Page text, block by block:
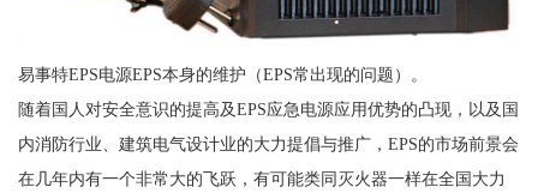
易事特EPS电源EPS本身的维护（EPS常出现的问题）。
随着国人对安全意识的提高及EPS应急电源应用优势的凸现，以及国
内消防行业、建筑电气设计业的大力提倡与推广，EPS的市场前景会
在几年内有一个非常大的飞跃，有可能类同灭火器一样在全国大力